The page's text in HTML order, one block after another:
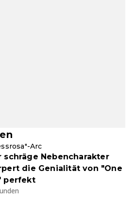
Arc
schräge Nebencharakter
die Genialität von "One
perfekt